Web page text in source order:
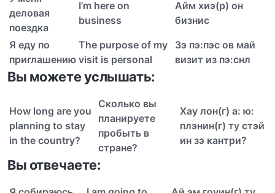
деловая
поездка
I’m here on
business
Айм хиэ(р) он
бизнис
Я еду по
приглашению
The purpose of my
visit is personal
Зэ пэ:пэс ов май
визит из пэ:снл
Вы можете услышать:
How long are you
planning to stay
in the country?
Сколько вы
планируете
пробыть в
стране?
Хау лон(г) а: ю:
плэнин(г) ту стэй
ин зэ кантри?
Вы отвечаете: